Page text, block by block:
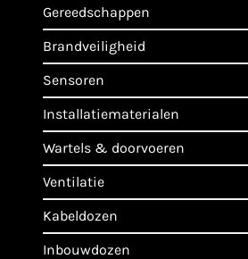
gereedschappen
brandveiligheid
sensoren
installatiematerialen
wartels & doorvoeren
ventilatie
kabeldozen
inbouwdozen